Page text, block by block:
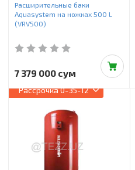
Расширительные баки
Aquasystem на ножках 500 L
(VRV500)
7 379 000 сум
Рассрочка0-35-12